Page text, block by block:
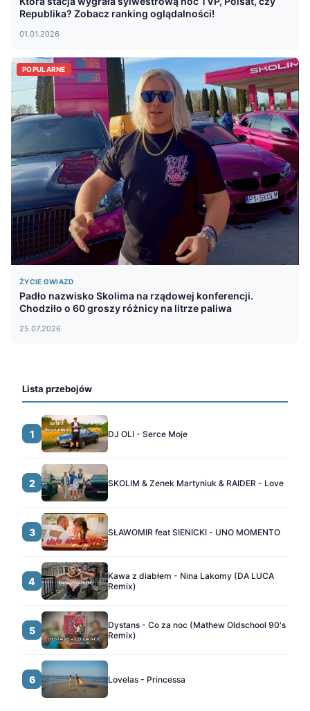
Republika? Zobacz ranking oglądalności!
01.01.2026
POPULARNE
ŻYCIE GWIAZD
Padło nazwisko Skolima na rządowej konferencji.
Chodziło o 60 groszy różnicy na litrze paliwa
25.07.2026
Lista przebojów
1 DJ OLI - Serce Moje
2 SKOLIM & Zenek Martyniuk & RAIDER - Love
3 SŁAWOMIR feat SIENICKI - UNO MOMENTO
4
Kawa z diabłem - Nina Lakomy (DA LUCA
Remix)
5
Dystans - Co za noc (Mathew Oldschool 90's
Remix)
6 Lovelas - Princessa